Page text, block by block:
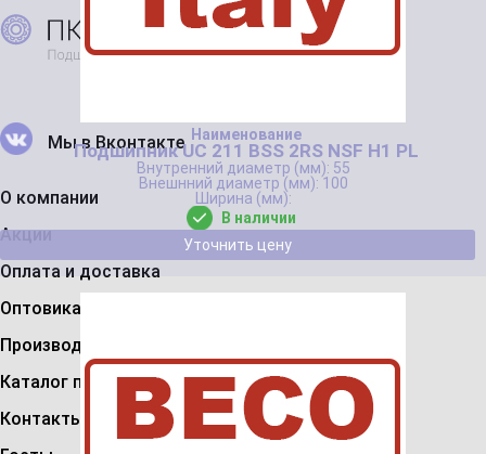
Подшипник UC 211 BSS 2RS NSF H1 PL
55
100
В наличии
Уточнить цену
Мы в Вконтакте
О компании
Акции
Оплата и доставка
Оптовикам
Производители
Каталог подшипников
Контакты